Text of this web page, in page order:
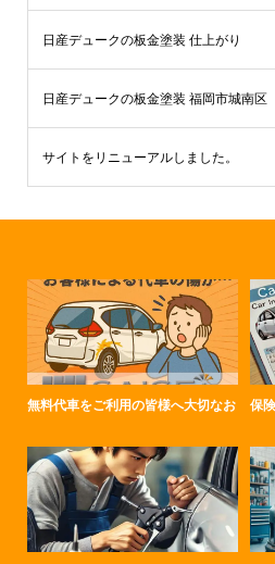
日産デュークの板金塗装 仕上がり
日産デュークの板金塗装 福岡市城南区
サイトをリニューアルしました。
無料代車をご利用の皆様へ大切なお 保